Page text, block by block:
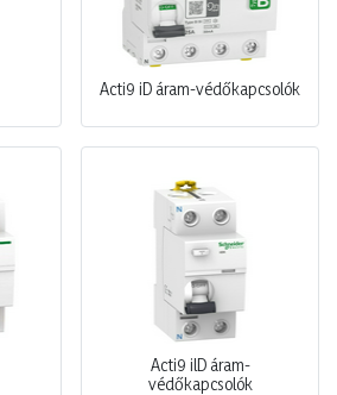
Acti9 iD áram-védőkapcsolók
Acti9 ilD áram-
védőkapcsolók